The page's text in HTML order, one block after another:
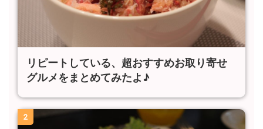
リピートしている、超おすすめお取り寄せ
グルメをまとめてみたよ♪
2